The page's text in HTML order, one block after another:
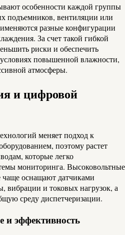
особенности каждой группы
подъемников, вентиляции или
разные конфигурации
За счет такой гибкой
риски и обеспечить
повышенной влажности,
атмосферы.
и цифровой
меняет подход к
поэтому растет
которые легко
мониторинга. Высоковольтные
чаще оснащают датчиками
вибрации и токовых нагрузок, а
среду диспетчеризации.
и эффективность